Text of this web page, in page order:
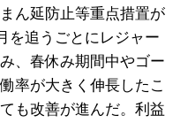
ん延防止等重点措置が
を追うごとにレジャー
、春休み期間中やゴー
率が大きく伸長したこ
も改善が進んだ。利益